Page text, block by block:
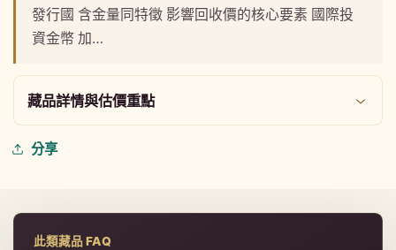
發行國 含金量同特徵 影響回收價的核心要素 國際投
資金幣 加…
藏品詳情與估價重點
分享
此類藏品 FAQ